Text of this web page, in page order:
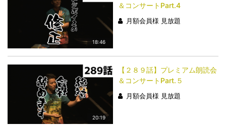
18:46
＆コンサートPart.4
月額会員様 見放題
20:19
【２８９話】プレミアム朗読会
＆コンサートPart.５
月額会員様 見放題